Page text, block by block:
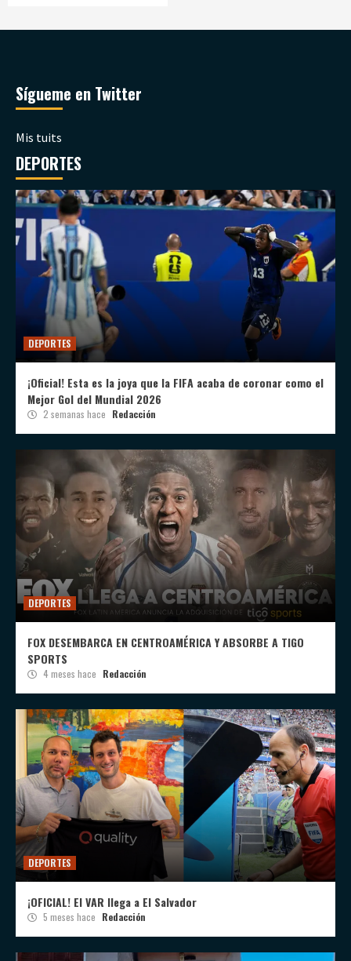
Sígueme en Twitter
Mis tuits
DEPORTES
DEPORTES
¡Oficial! Esta es la joya que la FIFA acaba de coronar como el
Mejor Gol del Mundial 2026
2 semanas hace Redacción
DEPORTES
FOX DESEMBARCA EN CENTROAMÉRICA Y ABSORBE A TIGO
SPORTS
4 meses hace Redacción
DEPORTES
¡OFICIAL! El VAR llega a El Salvador
5 meses hace Redacción